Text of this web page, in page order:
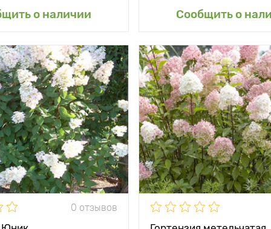
о наличии
в мой сад Сообщить о
Добавить в мой
0 отзывов
пышные бутоны до
25 см!
до 250 см, ширина
250 см
150 - 250 см
солнце, легкая
полутень
Особенности
желтого
Высота растения
до
Растояние между
растениями
Местоположение
Морозостойкость